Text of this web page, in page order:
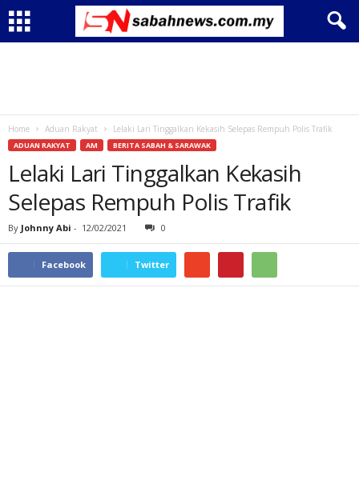
Home Aduan Rakyat Lelaki Lari Tinggalkan Kekasih Selepas Rempuh Polis Trafik
ADUAN RAKYAT AM BERITA SABAH & SARAWAK
Lelaki Lari Tinggalkan Kekasih
Selepas Rempuh Polis Trafik
By Johnny Abi - 12/02/2021 0
Facebook Twitter